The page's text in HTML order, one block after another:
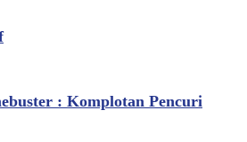
: Komplotan Pencuri